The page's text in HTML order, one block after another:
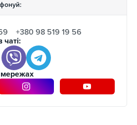
+380 98 519 19 56
чаті:
мережах